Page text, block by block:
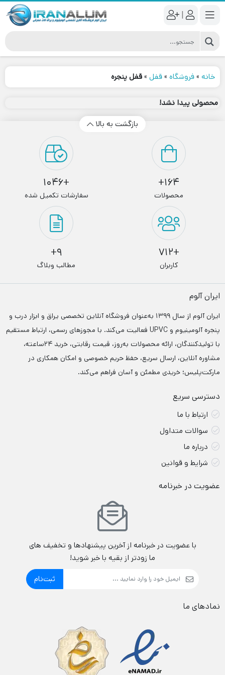
|
خانه »فروشگاه »قفل »قفل پنجره
محصولی پیدا نشد!
بازگشت به بالا
164+
محصولات
+1046
سفارشات تکمیل شده
+712
کاربران
9+
مطالب وبلاگ
ایران آلوم
ایران آلوم از سال ۱۳۹۹ به‌عنوان فروشگاه آنلاین تخصصی یراق و ابزار درب‌ و
پنجره آلومینیوم و UPVC فعالیت می‌کند. با مجوزهای رسمی، ارتباط مستقیم
با تولیدکنندگان، ارائه محصولات به‌روز، قیمت رقابتی، خرید ۲۴ساعته،
مشاوره آنلاین، ارسال سریع، حفظ حریم خصوصی و امکان همکاری در
مارکت‌پلیس؛ خریدی مطمئن و آسان فراهم می‌کند.
دسترسی سریع
ارتباط با ما
سوالات متداول
درباره ما
شرایط و قوانین
عضویت در خبرنامه
با عضویت در خبرنامه از آخرین پیشنهادها و تخفیف های
ما زودتر از بقیه با خبر شوید!
ثبت‌نام
نمادهای ما